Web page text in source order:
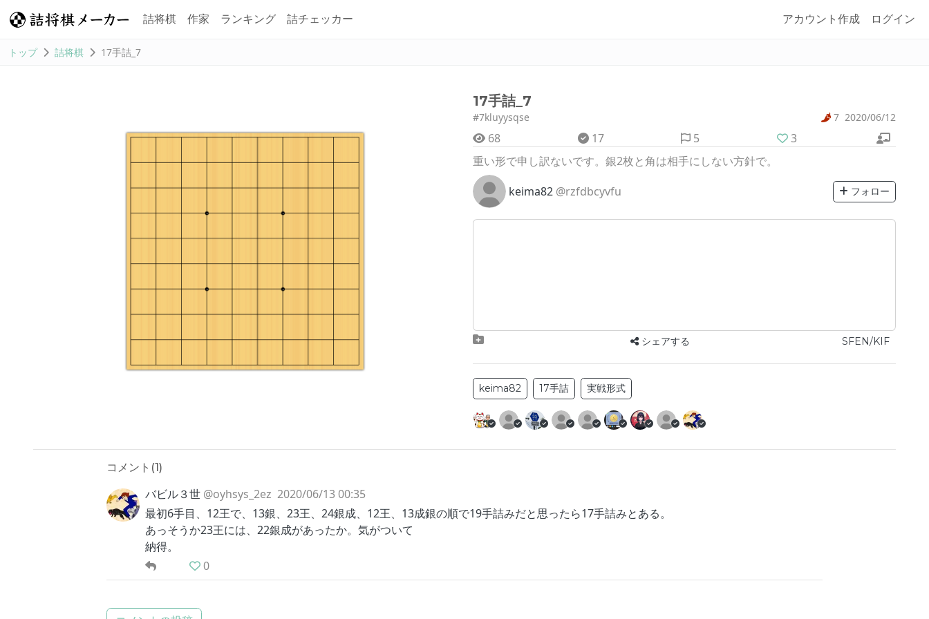
詰将棋 作家 ランキング 詰チェッカー アカウント作成 ログイン
トップ 詰将棋 17手詰_7
17手詰_7
#7kluyysqse 7 2020/06/12
68 17 5
3
重い形で申し訳ないです。銀2枚と角は相手にしない方針で。
keima82 @rzfdbcyvfu フォロー
シェアする SFEN/KIF
keima82 17手詰 実戦形式
コメント(1)
バビル３世 @oyhsys_2ez 2020/06/13 00:35
最初6手目、12王で、13銀、23王、24銀成、12王、13成銀の順で19手詰みだと思ったら17手詰みとある。
あっそうか23王には、22銀成があったか。気がついて
納得。
0